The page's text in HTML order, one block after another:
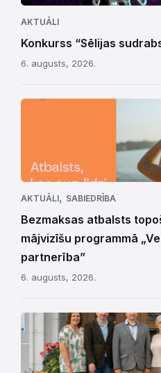
AKTUĀLI
Konkurss “Sēlijas
6. augusts, 2026.
AKTUĀLI, SABIEDRĪBA
Bezmaksas atbalsts
mājvizīšu programmā
partnerība”
6. augusts, 2026.